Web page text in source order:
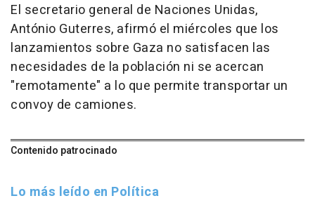
El secretario general de Naciones Unidas,
António Guterres, afirmó el miércoles que los
lanzamientos sobre Gaza no satisfacen las
necesidades de la población ni se acercan
"remotamente" a lo que permite transportar un
convoy de camiones.
Contenido patrocinado
Lo más leído en Política